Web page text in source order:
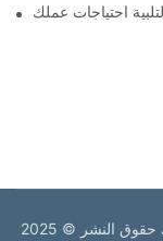
احتياجات عملك